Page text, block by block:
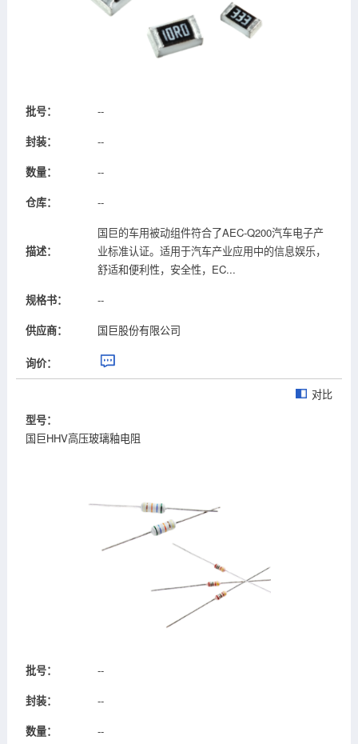
批号：
--
封装：
--
数量：
--
仓库：
--
描述：
国巨的车用被动组件符合了AEC-Q200汽车电子产
业标准认证。适用于汽车产业应用中的信息娱乐，
舒适和便利性，安全性，EC...
规格书：
--
供应商：
国巨股份有限公司
询价：
型号：
国巨HHV高压玻璃釉电阻
对比
批号：
--
封装：
--
数量：
--